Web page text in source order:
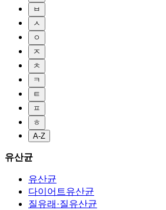
ㅂ
ㅅ
ㅇ
ㅈ
ㅊ
ㅋ
ㅌ
ㅍ
ㅎ
A-Z
유산균
유산균
다이어트유산균
질유래·질유산균